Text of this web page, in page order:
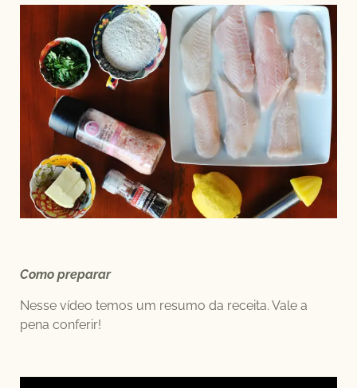
Como preparar
Nesse vídeo temos um resumo da receita. Vale a
pena conferir!